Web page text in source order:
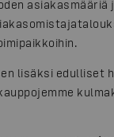
asiakasmääriä
lisäksi edulliset